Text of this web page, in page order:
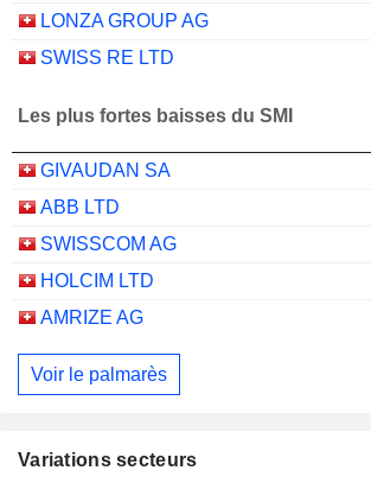
LONZA GROUP AG
SWISS RE LTD
Les plus fortes baisses du SMI
GIVAUDAN SA
ABB LTD
SWISSCOM AG
HOLCIM LTD
AMRIZE AG
Voir le palmarès
Variations secteurs